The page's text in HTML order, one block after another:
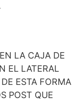
LA CAJA DE
EL LATERAL
ESTA FORMA
POST QUE